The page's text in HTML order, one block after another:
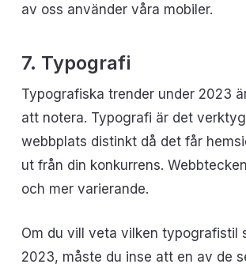
av oss använder våra mobiler.
7. Typografi
Typografiska trender under 2023
att notera. Typografi är det
webbplats distinkt då det får
ut från din konkurrens.
och mer varierande.
Om du vill veta vilken typografistil
2023, måste du inse att en av de